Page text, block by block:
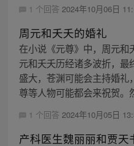
1 个回答 2024年10月06日
周元和夭夭的婚礼
在小说《元尊》中，周元和
元和夭夭历经诸多波折，最
盛大，苍渊可能会主持婚
尊等人物可能都会来祝贺。
1 个回答 2024年10月05日
产科医生魏丽丽和贾天